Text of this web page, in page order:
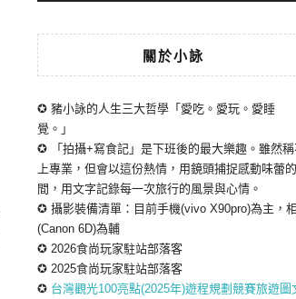
關於小詠
✪ 豬小詠的人生三大哲學「愛吃。愛玩。愛睡
覺。」
✪ 「拍攝+寫食記」是下班後的最大樂趣。雖然
上專業，但會以這份熱情，用鏡頭捕捉感動味蕾
間，用文字記錄每一次旅行的風景與心情。
✪ 攝影裝備清單：目前手機(vivo X90pro)為主，
(Canon 6D)為輔
✪ 2026食尚玩家駐站部落客
✪ 2025食尚玩家駐站部落客
✪ 台灣觀光100亮點(2025年)遊程規劃競賽旅遊圖